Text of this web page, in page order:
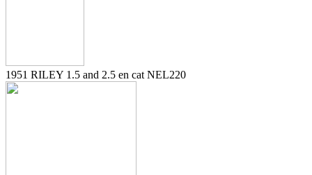
1951 RILEY 1.5 and 2.5 en cat NEL220